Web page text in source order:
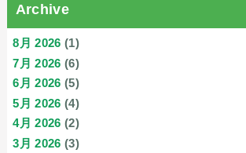
Archive
8月 2026 (1)
7月 2026 (6)
6月 2026 (5)
5月 2026 (4)
4月 2026 (2)
3月 2026 (3)